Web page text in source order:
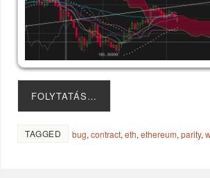
FOLYTATÁS…
TAGGED bug,contract,eth,ethereum,parity,